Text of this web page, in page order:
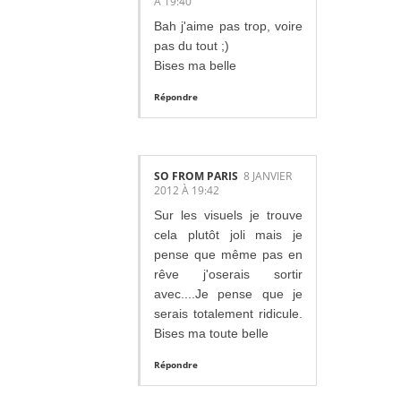
Bah j'aime pas trop, voire
pas du tout ;)
Bises ma belle
Répondre
SO FROM PARIS 8 JANVIER
2012 À 19:42
Sur les visuels je trouve
cela plutôt joli mais je
pense que même pas en
rêve j'oserais sortir
avec....Je pense que je
serais totalement ridicule.
Bises ma toute belle
Répondre